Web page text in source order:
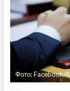
Фото: Facebook/